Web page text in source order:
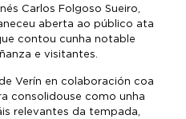
Carlos Folgoso Sueiro,
aberta ao público ata
contou cunha notable
e visitantes.
Verín en colaboración coa
consolidouse como unha
relevantes da tempada,